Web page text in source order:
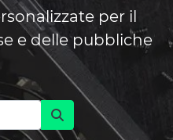
per il
e delle pubbliche